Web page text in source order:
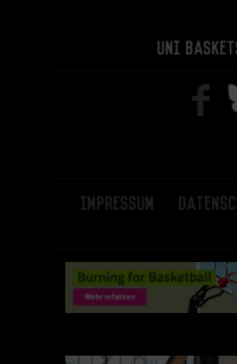
Uni
Impressum